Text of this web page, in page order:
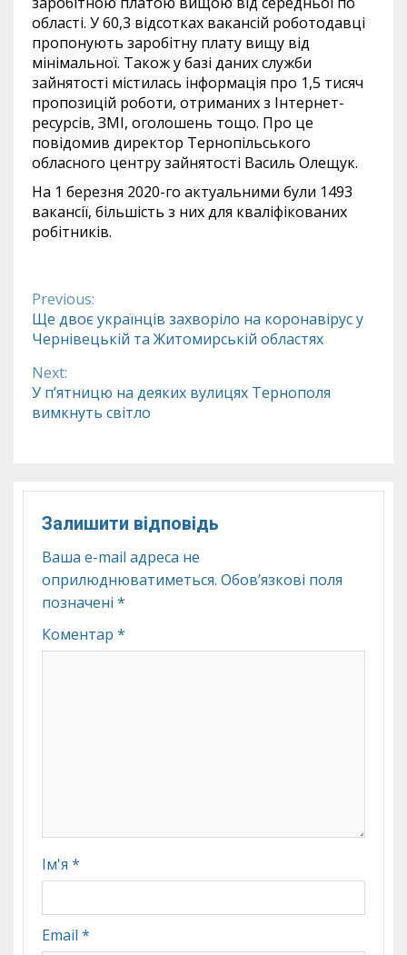
області. У 60,3 відсотках вакансій роботодавці
пропонують заробітну плату вищу від
мінімальної. Також у базі даних служби
зайнятості містилась інформація про 1,5 тисяч
пропозицій роботи, отриманих з Інтернет-
ресурсів, ЗМІ, оголошень тощо. Про це
повідомив директор Тернопільського
обласного центру зайнятості Василь Олещук.
На 1 березня 2020-го актуальними були 1493
вакансії, більшість з них для кваліфікованих
робітників.
Continue
Reading
Previous:
Ще двоє українців захворіло на коронавірус у
Чернівецькій та Житомирській областях
Next:
У п’ятницю на деяких вулицях Тернополя
вимкнуть світло
Залишити відповідь
Ваша e-mail адреса не
оприлюднюватиметься. Обов’язкові поля
позначені *
Коментар *
Ім'я *
Email *